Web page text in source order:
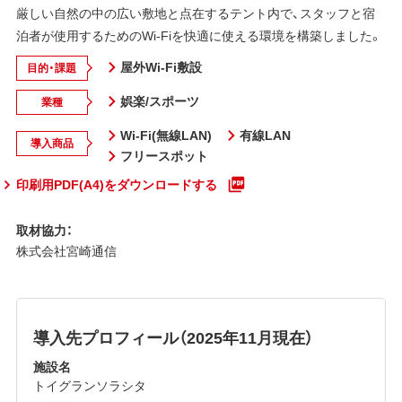
厳しい自然の中の広い敷地と点在するテント内で、スタッフと宿
泊者が使用するためのWi-Fiを快適に使える環境を構築しました。
目的・課題 屋外Wi-Fi敷設
業種 娯楽/スポーツ
導入商品 Wi-Fi(無線LAN)
有線LAN
フリースポット
印刷用PDF(A4)をダウンロードする
取材協力：
株式会社宮崎通信
導入先プロフィール（2025年11月現在）
施設名
トイグランソラシタ